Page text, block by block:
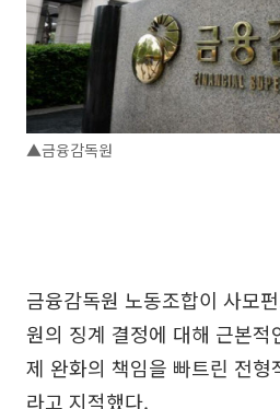
▲금융감독원
금융감독원 노동조합이 사모
원의 징계 결정에 대해 근본적
제 완화의 책임을 빠트린 전
라고 지적했다.